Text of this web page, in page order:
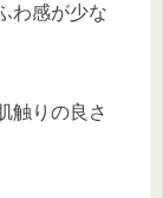
わ感が少な
触りの良さ